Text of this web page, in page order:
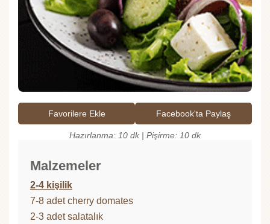
Favorilere Ekle Facebook'ta Paylaş
Hazırlanma: 10 dk | Pişirme: 10 dk
Malzemeler
2-4 kişilik
7-8 adet cherry domates
2-3 adet salatalık